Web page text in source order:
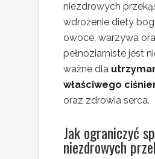
niezdrowych
wdrożenie diety
owoce, warzywa
pełnoziarniste jest
ważne dla
właściwego
oraz zdrowia serca.
Jak ograniczyć
niezdrowych